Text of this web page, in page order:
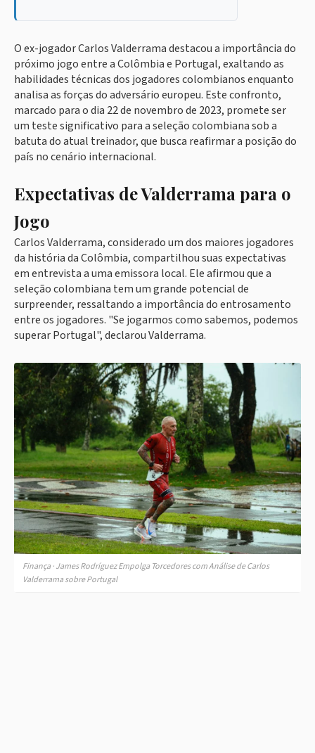
O ex-jogador Carlos Valderrama destacou a importância do
próximo jogo entre a Colômbia e Portugal, exaltando as
habilidades técnicas dos jogadores colombianos enquanto
analisa as forças do adversário europeu. Este confronto,
marcado para o dia 22 de novembro de 2023, promete ser
um teste significativo para a seleção colombiana sob a
batuta do atual treinador, que busca reafirmar a posição do
país no cenário internacional.
Expectativas de Valderrama para o
Jogo
Carlos Valderrama, considerado um dos maiores jogadores
da história da Colômbia, compartilhou suas expectativas
em entrevista a uma emissora local. Ele afirmou que a
seleção colombiana tem um grande potencial de
surpreender, ressaltando a importância do entrosamento
entre os jogadores. "Se jogarmos como sabemos, podemos
superar Portugal", declarou Valderrama.
Finança · James Rodríguez Empolga Torcedores com Análise de Carlos
Valderrama sobre Portugal